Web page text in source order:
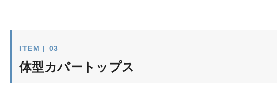
ITEM | 03
体型カバートップス